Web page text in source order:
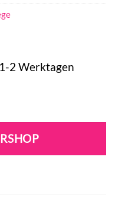
2 Werktagen